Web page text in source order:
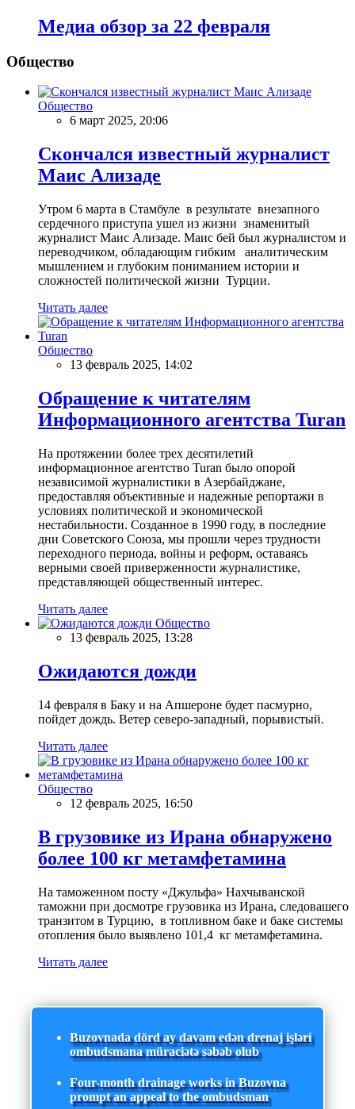
Meдиа обзор за 22 февраля
Общество
Общество
6 март 2025, 20:06
Скончался известный журналист
Маис Ализаде
Утром 6 марта в Стамбуле в результате внезапного
сердечного приступа ушел из жизни знаменитый
журналист Маис Ализаде. Маис бей был журналистом и
переводчиком, обладающим гибким аналитическим
мышлением и глубоким пониманием истории и
сложностей политической жизни Турции.
Читать далее
Общество
13 февраль 2025, 14:02
Обращение к читателям
Информационного агентства Turan
На протяжении более трех десятилетий
информационное агентство Turan было опорой
независимой журналистики в Азербайджане,
предоставляя объективные и надежные репортажи в
условиях политической и экономической
нестабильности. Созданное в 1990 году, в последние
дни Советского Союза, мы прошли через трудности
переходного периода, войны и реформ, оставаясь
верными своей приверженности журналистике,
представляющей общественный интерес.
Читать далее
Общество
13 февраль 2025, 13:28
Ожидаются дожди
14 февраля в Баку и на Апшероне будет пасмурно,
пойдет дождь. Ветер северо-западный, порывистый.
Читать далее
Общество
12 февраль 2025, 16:50
В грузовике из Ирана обнаружено
более 100 кг метамфетамина
На таможенном посту «Джульфа» Нахчыванской
таможни при досмотре грузовика из Ирана, следовашего
транзитом в Турцию, в топливном баке и баке системы
отопления было выявлено 101,4 кг метамфетамина.
Читать далее
Buzovnada dörd ay davam edən drenaj işləri
ombudsmana müraciətə səbəb olub
Four-month drainage works in Buzovna
prompt an appeal to the ombudsman